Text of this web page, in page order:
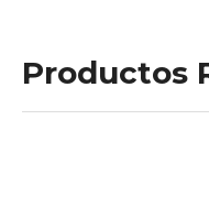
Productos